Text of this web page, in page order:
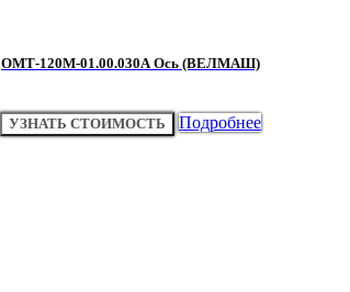
ОМТ-120М-01.00.030А Ось (ВЕЛМАШ)
УЗНАТЬ СТОИМОСТЬ Подробнее